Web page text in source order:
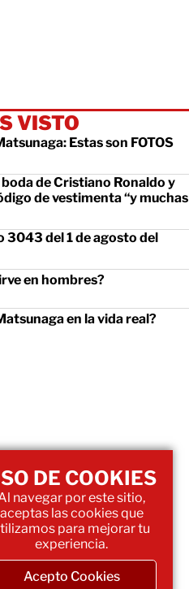
VISTO
Estas son FOTOS
de Cristiano Ronaldo y
de vestimenta “y muchas
3043 del 1 de agosto del
en hombres?
en la vida real?
DE COOKIES
navegar por este sitio,
aceptas las cookies que
para mejorar tu
experiencia.
Acepto Cookies